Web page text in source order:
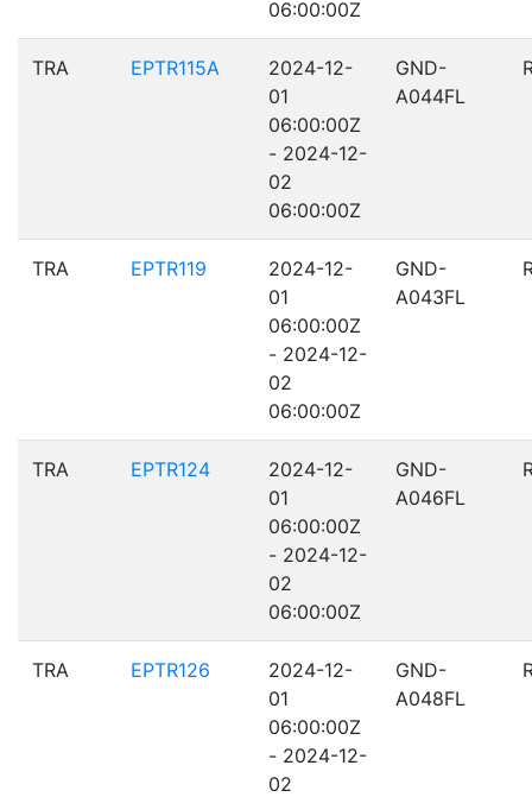
06:00:00Z
TRA EPTR115A
2024-12-
01
06:00:00Z
- 2024-12-
02
06:00:00Z
GND-
A044FL
TRA EPTR119
2024-12-
01
06:00:00Z
- 2024-12-
02
06:00:00Z
GND-
A043FL
TRA EPTR124
2024-12-
01
06:00:00Z
- 2024-12-
02
06:00:00Z
GND-
A046FL
TRA EPTR126
2024-12-
01
06:00:00Z
- 2024-12-
02
GND-
A048FL